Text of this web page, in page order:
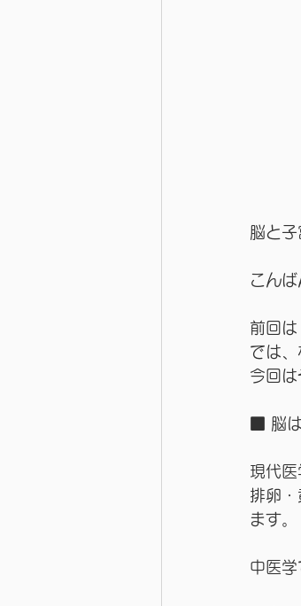
脳と
こん
前回
では
今回は
■ 脳
現代
排卵
ます。
中医